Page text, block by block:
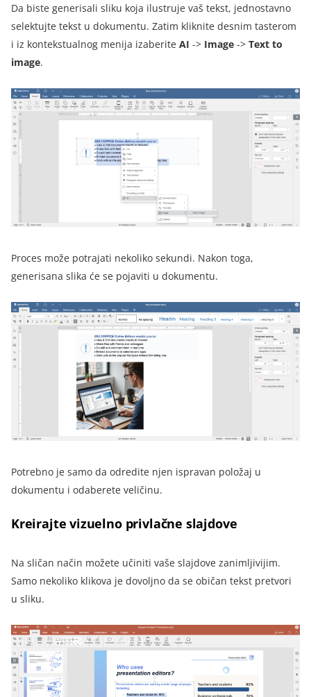
Da biste generisali sliku koja ilustruje vaš tekst, jednostavno
selektujte tekst u dokumentu. Zatim kliknite desnim tasterom
i iz kontekstualnog menija izaberite AI -> Image -> Text to
image.
Proces može potrajati nekoliko sekundi. Nakon toga,
generisana slika će se pojaviti u dokumentu.
Potrebno je samo da odredite njen ispravan položaj u
dokumentu i odaberete veličinu.
Kreirajte vizuelno privlačne slajdove
Na sličan način možete učiniti vaše slajdove zanimljivijim.
Samo nekoliko klikova je dovoljno da se običan tekst pretvori
u sliku.